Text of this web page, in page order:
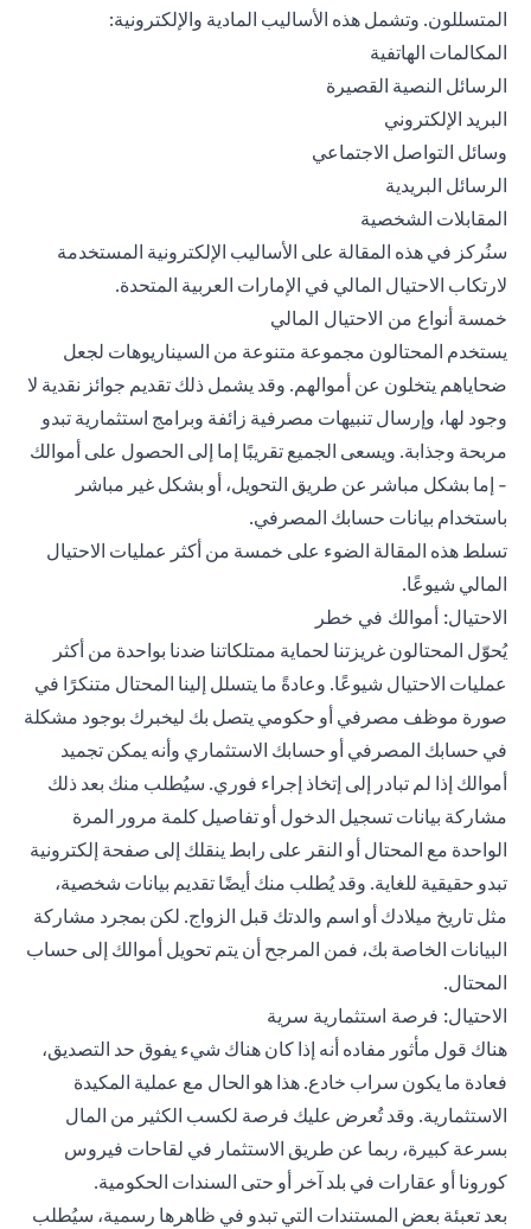
المتسللون. وتشمل هذه الأساليب المادية والإلكترونية:
المكالمات الهاتفية
الرسائل النصية القصيرة
البريد الإلكتروني
وسائل التواصل الاجتماعي
الرسائل البريدية
المقابلات الشخصية
سنُركز في هذه المقالة على الأساليب الإلكترونية المستخدمة
لارتكاب الاحتيال المالي في الإمارات العربية المتحدة.
خمسة أنواع من الاحتيال المالي
يستخدم المحتالون مجموعة متنوعة من السيناريوهات لجعل
ضحاياهم يتخلون عن أموالهم. وقد يشمل ذلك تقديم جوائز نقدية لا
وجود لها، وإرسال تنبيهات مصرفية زائفة وبرامج استثمارية تبدو
مربحة وجذابة. ويسعى الجميع تقريبًا إما إلى الحصول على أموالك
- إما بشكل مباشر عن طريق التحويل، أو بشكل غير مباشر
باستخدام بيانات حسابك المصرفي.
تسلط هذه المقالة الضوء على خمسة من أكثر عمليات الاحتيال
المالي شيوعًا.
الاحتيال: أموالك في خطر
يُحوّل المحتالون غريزتنا لحماية ممتلكاتنا ضدنا بواحدة من أكثر
عمليات الاحتيال شيوعًا. وعادةً ما يتسلل إلينا المحتال متنكرًا في
صورة موظف مصرفي أو حكومي يتصل بك ليخبرك بوجود مشكلة
في حسابك المصرفي أو حسابك الاستثماري وأنه يمكن تجميد
أموالك إذا لم تبادر إلى إتخاذ إجراء فوري. سيُطلب منك بعد ذلك
مشاركة بيانات تسجيل الدخول أو تفاصيل كلمة مرور المرة
الواحدة مع المحتال أو النقر على رابط ينقلك إلى صفحة إلكترونية
تبدو حقيقية للغاية. وقد يُطلب منك أيضًا تقديم بيانات شخصية،
مثل تاريخ ميلادك أو اسم والدتك قبل الزواج. لكن بمجرد مشاركة
البيانات الخاصة بك، فمن المرجح أن يتم تحويل أموالك إلى حساب
المحتال.
الاحتيال: فرصة استثمارية سرية
هناك قول مأثور مفاده أنه إذا كان هناك شيء يفوق حد التصديق،
فعادة ما يكون سراب خادع. هذا هو الحال مع عملية المكيدة
الاستثمارية. وقد تُعرض عليك فرصة لكسب الكثير من المال
بسرعة كبيرة، ربما عن طريق الاستثمار في لقاحات فيروس
كورونا أو عقارات في بلد آخر أو حتى السندات الحكومية.
بعد تعبئة بعض المستندات التي تبدو في ظاهرها رسمية، سيُطلب